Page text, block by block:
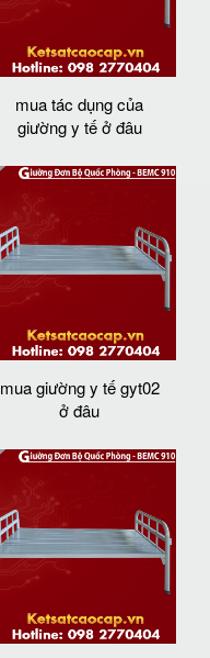
mua tác dụng của
giường y tế ở đâu
mua giường y tế gyt02
ở đâu